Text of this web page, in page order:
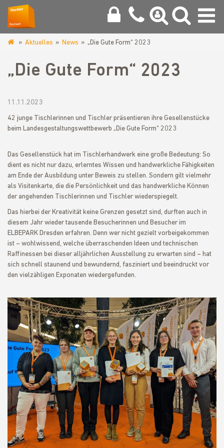
vogtland.de
Aktuelles News „Die Gute Form“ 2023
„Die Gute Form“ 2023
11.11.2023
42 junge Tischlerinnen und Tischler präsentieren ihre Gesellenstücke
beim Landesgestaltungswettbewerb „Die Gute Form“ 2023
Das Gesellenstück hat im Tischlerhandwerk eine große Bedeutung: So
dient es nicht nur dazu, erlerntes Wissen und handwerkliche Fähigkeiten
am Ende der Ausbildung unter Beweis zu stellen. Sondern gilt vielmehr
als Visitenkarte, die die Persönlichkeit und das handwerkliche Können
der angehenden Tischlerinnen und Tischler wiederspiegelt.
Das hierbei der Kreativität keine Grenzen gesetzt sind, durften auch in
diesem Jahr wieder tausende Besucherinnen und Besucher im
ELBEPARK Dresden erfahren. Denn wer nicht gezielt vorbeigekommen
ist – wohlwissend, welche überraschenden Ideen und technischen
Raffinessen bei dieser alljährlichen Ausstellung zu erwarten sind – hat
sich schnell staunend und bewundernd, fasziniert und beeindruckt vor
den vielzähligen Exponaten wiedergefunden.